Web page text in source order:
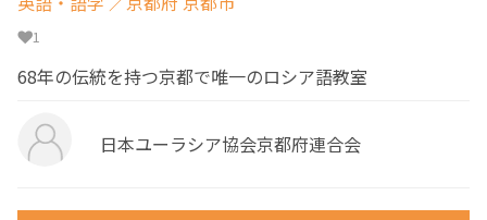
1
68年の伝統を持つ京都で唯一のロシア語教室
日本ユーラシア協会京都府連合会